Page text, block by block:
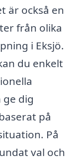
är också en
från olika
i Eksjö.
du enkelt
dig
på
På
val och